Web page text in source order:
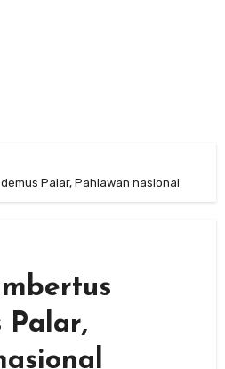
Palar, Pahlawan nasional
Palar,